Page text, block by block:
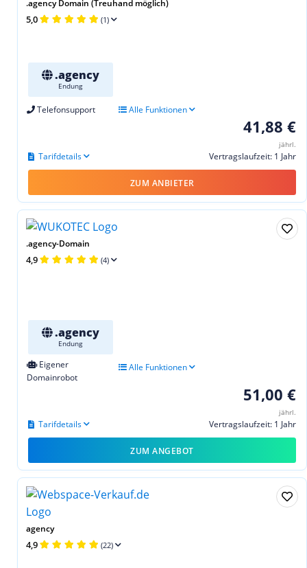
.agency Domain (Treuhand möglich)
5,0 (1)
.agency
Endung
Telefonsupport Alle Funktionen
41,88 €
jährl.
Vertragslaufzeit: 1 Jahr
Tarifdetails
ZUM ANBIETER
.agency-Domain
4,9 (4)
.agency
Endung
Eigener
Domainrobot
Alle Funktionen
51,00 €
jährl.
Vertragslaufzeit: 1 Jahr
Tarifdetails
ZUM ANGEBOT
agency
4,9 (22)